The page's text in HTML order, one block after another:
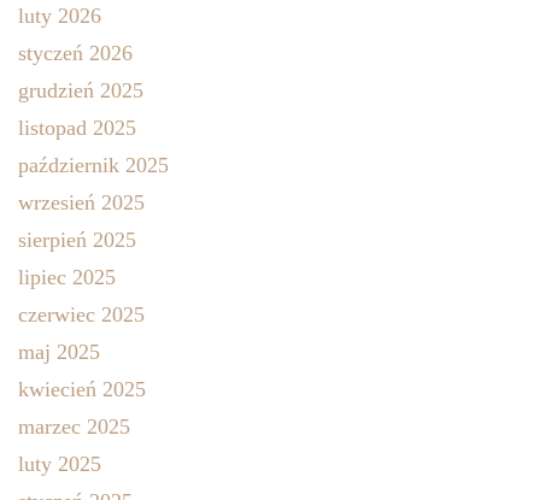
luty 2026
styczeń 2026
grudzień 2025
listopad 2025
październik 2025
wrzesień 2025
sierpień 2025
lipiec 2025
czerwiec 2025
maj 2025
kwiecień 2025
marzec 2025
luty 2025